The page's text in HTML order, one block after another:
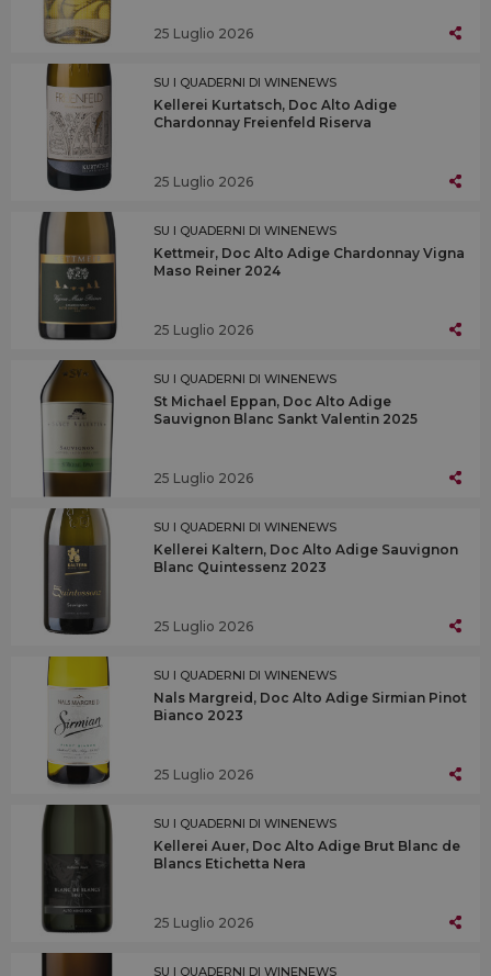
25 Luglio 2026
SU I QUADERNI DI WINENEWS
Kellerei Kurtatsch, Doc Alto Adige
Chardonnay Freienfeld Riserva
25 Luglio 2026
SU I QUADERNI DI WINENEWS
Kettmeir, Doc Alto Adige Chardonnay Vigna
Maso Reiner 2024
25 Luglio 2026
SU I QUADERNI DI WINENEWS
St Michael Eppan, Doc Alto Adige
Sauvignon Blanc Sankt Valentin 2025
25 Luglio 2026
SU I QUADERNI DI WINENEWS
Kellerei Kaltern, Doc Alto Adige Sauvignon
Blanc Quintessenz 2023
25 Luglio 2026
SU I QUADERNI DI WINENEWS
Nals Margreid, Doc Alto Adige Sirmian Pinot
Bianco 2023
25 Luglio 2026
SU I QUADERNI DI WINENEWS
Kellerei Auer, Doc Alto Adige Brut Blanc de
Blancs Etichetta Nera
25 Luglio 2026
SU I QUADERNI DI WINENEWS